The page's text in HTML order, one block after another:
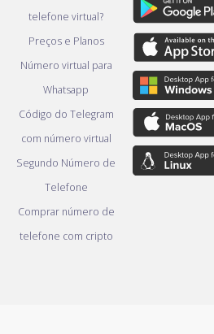
telefone virtual?
Preços e Planos
Número virtual para
Whatsapp
Código do Telegram
com número virtual
Segundo Número de
Telefone
Comprar número de
telefone com cripto